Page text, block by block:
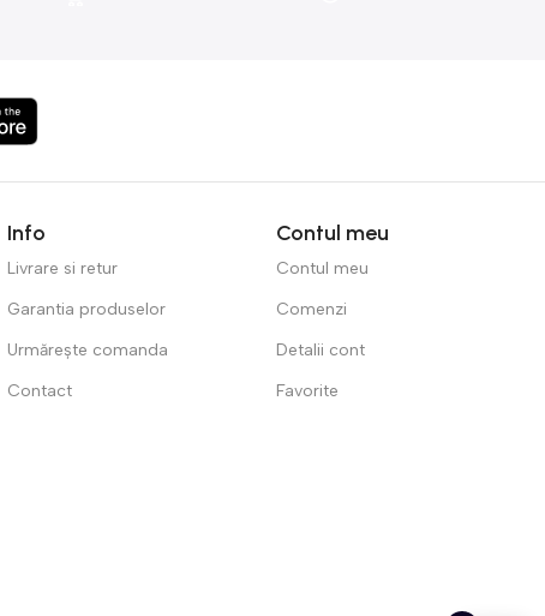
Info
Livrare si retur
Garantia produselor
Urmărește comanda
Contact
Contul meu
Contul meu
Comenzi
Detalii cont
Favorite